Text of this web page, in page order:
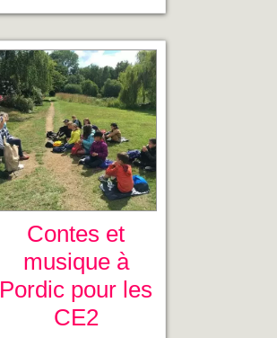
Contes et
musique à
Pordic pour les
CE2